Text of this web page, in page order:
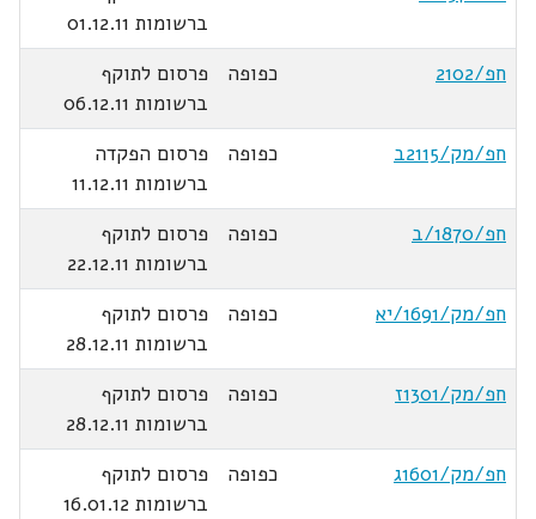
ברשומות 01.12.11
חפ/2102
כפופה
פרסום לתוקף
ברשומות 06.12.11
חפ/מק/2115ב
כפופה
פרסום הפקדה
ברשומות 11.12.11
חפ/1870/ב
כפופה
פרסום לתוקף
ברשומות 22.12.11
חפ/מק/1691/יא
כפופה
פרסום לתוקף
ברשומות 28.12.11
חפ/מק/1301ז
כפופה
פרסום לתוקף
ברשומות 28.12.11
חפ/מק/1601ג
כפופה
פרסום לתוקף
ברשומות 16.01.12